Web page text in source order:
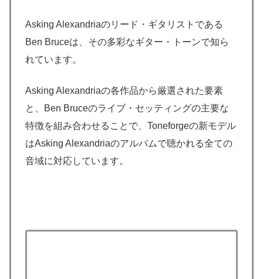
Asking Alexandriaのリード・ギタリストである
Ben Bruceは、その多彩なギター・トーンで知ら
れています。
Asking Alexandriaの各作品から厳選された要素
と、Ben Bruceのライブ・セッティングの主要な
特徴を組み合わせることで、Toneforgeの新モデル
はAsking Alexandriaのアルバムで聴かれる全ての
音域に対応しています。